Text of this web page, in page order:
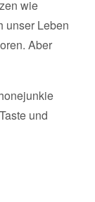
wie
unser Leben
Aber
und